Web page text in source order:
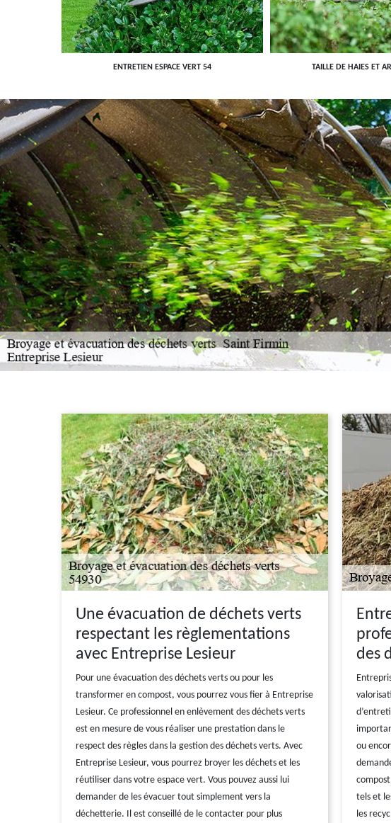
ENTRETIEN ESPACE VERT 54 TAILLE DE HAIES ET
Une évacuation de déchets verts
respectant les règlementations
avec Entreprise Lesieur
Pour une évacuation des déchets verts ou pour les
transformer en compost, vous pourrez vous fier à Entreprise
Lesieur. Ce professionnel en enlèvement des déchets verts
est en mesure de vous réaliser une prestation dans le
respect des règles dans la gestion des déchets verts. Avec
Entreprise Lesieur, vous pourrez broyer les déchets et les
réutiliser dans votre espace vert. Vous pouvez aussi lui
demander de les évacuer tout simplement vers la
déchetterie. Il est conseillé de le contacter pour plus
des
ou
tels et
les